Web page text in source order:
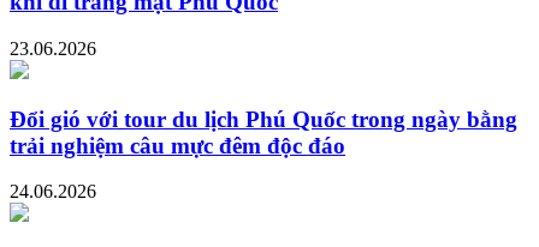
23.06.2026
Đổi gió với tour du lịch Phú Quốc trong ngày bằng
trải nghiệm câu mực đêm độc đáo
24.06.2026